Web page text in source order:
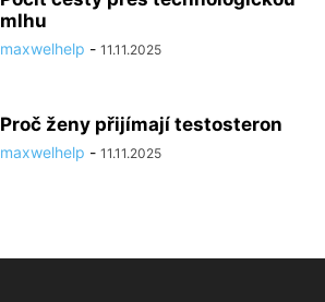
mlhu
maxwelhelp - 11.11.2025
Proč ženy přijímají testosteron
maxwelhelp - 11.11.2025